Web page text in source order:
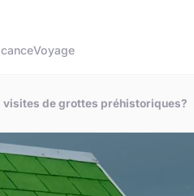
Voyage
visites de grottes préhistoriques?